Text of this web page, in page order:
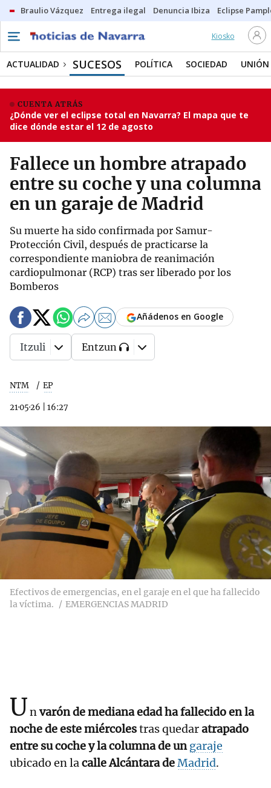
Braulio Vázquez Entrega ilegal Denuncia Ibiza Eclipse
Kiosko
ACTUALIDAD SUCESOS POLÍTICA SOCIEDAD UNIÓN
CUENTA ATRÁS
¿Dónde ver el eclipse total en Navarra? El mapa que te
dice dónde estar el 12 de agosto
Fallece un hombre atrapado
entre su coche y una columna
en un garaje de Madrid
Su muerte ha sido confirmada por Samur-
Protección Civil, después de practicarse la
correspondiente maniobra de reanimación
cardiopulmonar (RCP) tras ser liberado por los
Bomberos
NTM EP
21·05·26 16:27
Añádenos en Google
Itzuli Entzun
Efectivos de emergencias, en el garaje en el que ha fallecido
la víctima.
EMERGENCIAS MADRID
Unvarón de mediana edad ha fallecido en la
noche de este miércolestras quedaratrapado
entre su coche y la columna de ungaraje
ubicado en lacalle Alcántara deMadrid.